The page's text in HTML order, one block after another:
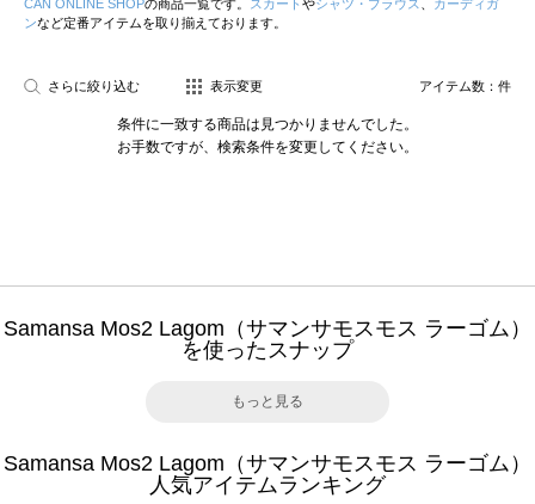
CAN ONLINE SHOPの商品一覧です。 スカート やシャツ・ブラウス
カーディガ
ンなど定番アイテムを取り揃えております。
さらに絞り込む 表示変更 アイテム数： 件
条件に一致する商品は見つかりませんでした。
お手数ですが、検索条件を変更してください。
Samansa Mos2 Lagom（サマンサモスモス ラーゴム）
を使ったスナップ
もっと見る
Samansa Mos2 Lagom（サマンサモスモス ラーゴム）
人気アイテムランキング